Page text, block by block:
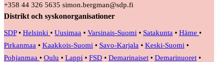
+358 44 326 5635 simon.bergman@sdp.fi
Distrikt och syskonorganisationer
SDP• Helsinki • Uusimaa • Varsinais-Suomi • Satakunta • Häme •
Pirkanmaa • Kaakkois-Suomi • Savo-Karjala • Keski-Suomi •
Pohjanmaa • Oulu • Lappi • FSD • Demarinaiset • Demarinuoret •